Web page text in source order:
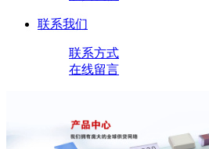
联系我们
联系方式
在线留言